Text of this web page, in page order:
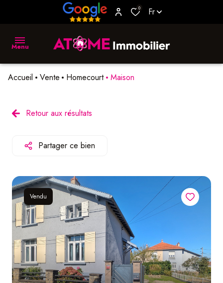
0 Fr
Menu
vente
estimer
L'agence
nos
services
Accueil Vente Homecourt Maison
Retour aux résultats
Partager ce bien
Vendu